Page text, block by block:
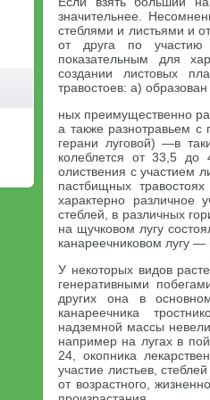
значительнее.
стеблями и листьями и
от друга по участию
показательным для
создании листовых
травостоев: а) образован
ных преимущественно
а также разнотравьем
герани луговой) —в
колеблется от 33,5 до
олиствения с участием
пастбищных
характерно различное
стеблей, в различных
на щучковом лугу
канареечниковом лугу —
У некоторых видов
генеративными
других она в
канареечника
надземной массы
например на лугах в
24, окопника
участие листьев,
от возрастного,